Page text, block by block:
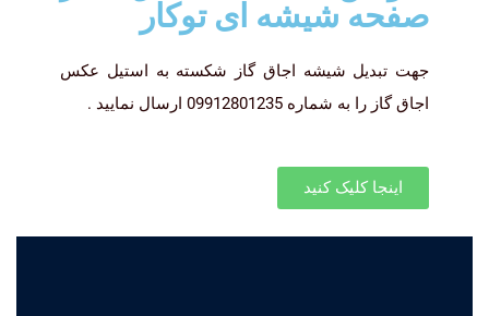
صفحه شیشه ای توکار
جهت تبدیل شیشه اجاق گاز شکسته به استیل عکس
اجاق گاز را به شماره 09912801235 ارسال نمایید .
اینجا کلیک کنید